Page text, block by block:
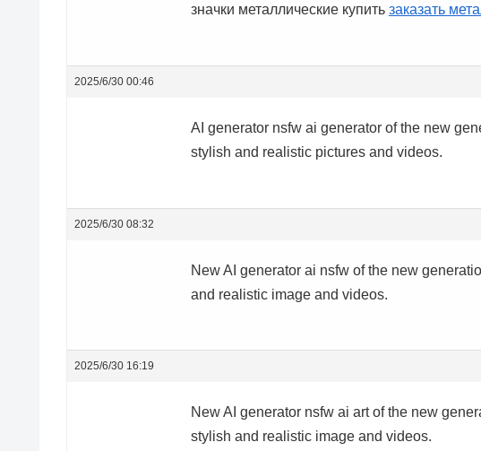
значки металлические купить заказать
2025/6/30 00:46
AI generator nsfw ai generator of the new
stylish and realistic pictures and videos.
2025/6/30 08:32
New AI generator ai nsfw of the new
and realistic image and videos.
2025/6/30 16:19
New AI generator nsfw ai art of the new
stylish and realistic image and videos.